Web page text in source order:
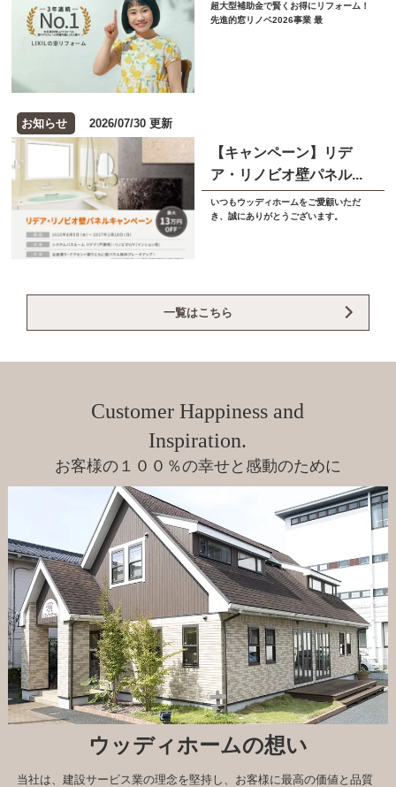
超大型補助金で賢くお得にリフォーム！
先進的窓リノベ2026事業 最
お知らせ 2026/07/30 更新
【キャンペーン】リデ
ア・リノビオ壁パネル...
いつもウッディホームをご愛顧いただ
き、誠にありがとうございます。
一覧はこちら
Customer Happiness and
Inspiration.
お客様の１００％の幸せと感動のために
ウッディホームの想い
当社は、建設サービス業の理念を堅持し、お客様に最高の価値と品質